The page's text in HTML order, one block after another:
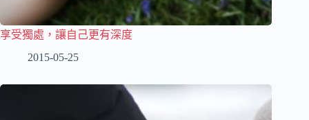
享受獨處，讓自己更有深度
2015-05-25